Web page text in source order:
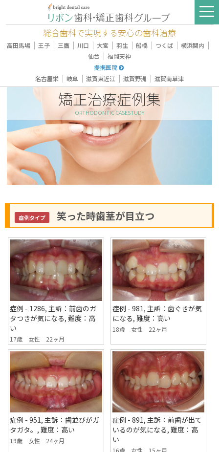
総合歯科で実現する安心の歯科治療
高田馬場 ｜ 王子 ｜ 三鷹 ｜ 川口 ｜ 大宮 ｜ 羽生 ｜ 船橋 ｜ つくば ｜ 横浜関内 ｜
仙台 ｜ 福岡天神
提携医院
名古屋栄 ｜ 岐阜 ｜ 滋賀東近江 ｜ 滋賀野洲 ｜ 滋賀南草津
矯正治療症例集
ORTHODONTIC CASESTUDY
症例タイプ 笑った時歯茎が目立つ
症例 - 1286, 主訴：前歯のガ
タつきが気になる, 難度：高
い
17歳 女性 22ヶ月
症例 - 981, 主訴：歯ぐきが気
になる, 難度：高い
18歳 女性 22ヶ月
症例 - 951, 主訴：歯並びがガ
タガタ。, 難度：高い
19歳 女性 24ヶ月
症例 - 891, 主訴：前歯が出て
いるのが気になる, 難度：高
い